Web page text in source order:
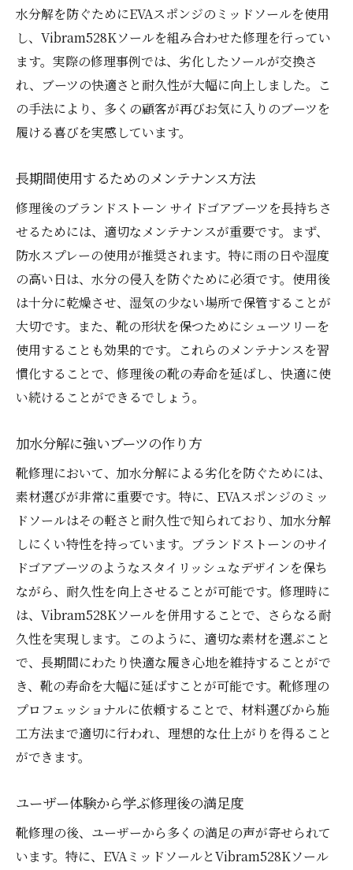
水分解を防ぐためにEVAスポンジのミッドソールを使用
し、Vibram528Kソールを組み合わせた修理を行ってい
ます。実際の修理事例では、劣化したソールが交換さ
れ、ブーツの快適さと耐久性が大幅に向上しました。こ
の手法により、多くの顧客が再びお気に入りのブーツを
履ける喜びを実感しています。
長期間使用するためのメンテナンス方法
修理後のブランドストーン サイドゴアブーツを長持ちさ
せるためには、適切なメンテナンスが重要です。まず、
防水スプレーの使用が推奨されます。特に雨の日や湿度
の高い日は、水分の侵入を防ぐために必須です。使用後
は十分に乾燥させ、湿気の少ない場所で保管することが
大切です。また、靴の形状を保つためにシューツリーを
使用することも効果的です。これらのメンテナンスを習
慣化することで、修理後の靴の寿命を延ばし、快適に使
い続けることができるでしょう。
加水分解に強いブーツの作り方
靴修理において、加水分解による劣化を防ぐためには、
素材選びが非常に重要です。特に、EVAスポンジのミッ
ドソールはその軽さと耐久性で知られており、加水分解
しにくい特性を持っています。ブランドストーンのサイ
ドゴアブーツのようなスタイリッシュなデザインを保ち
ながら、耐久性を向上させることが可能です。修理時に
は、Vibram528Kソールを併用することで、さらなる耐
久性を実現します。このように、適切な素材を選ぶこと
で、長期間にわたり快適な履き心地を維持することがで
き、靴の寿命を大幅に延ばすことが可能です。靴修理の
プロフェッショナルに依頼することで、材料選びから施
工方法まで適切に行われ、理想的な仕上がりを得ること
ができます。
ユーザー体験から学ぶ修理後の満足度
靴修理の後、ユーザーから多くの満足の声が寄せられて
います。特に、EVAミッドソールとVibram528Kソール